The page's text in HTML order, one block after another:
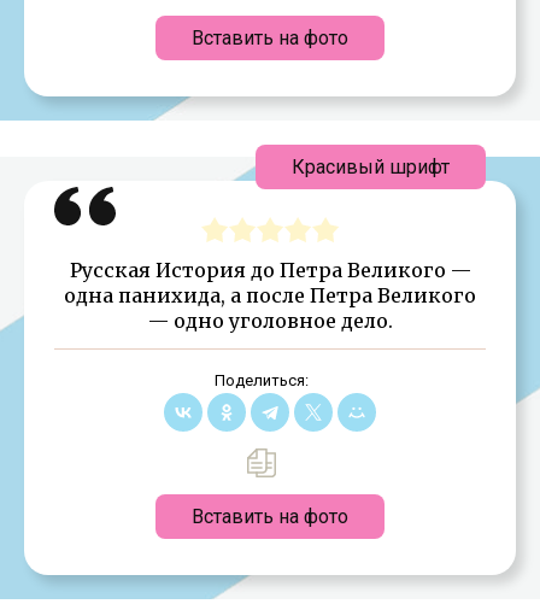
Вставить на фото
Русская История до Петра Великого —
одна панихида, а после Петра Великого
— одно уголовное дело.
Поделиться:
Вставить на фото
Красивый шрифт